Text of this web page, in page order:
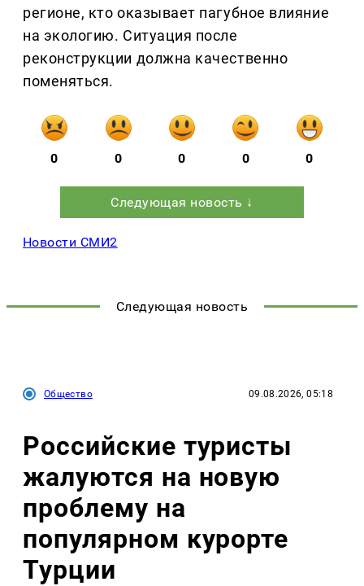
регионе, кто оказывает пагубное влияние
на экологию. Ситуация после
реконструкции должна качественно
поменяться.
0 0 0 0 0
Следующая новость ↓
Новости СМИ2
Следующая новость
Общество 09.08.2026, 05:18
Российские туристы
жалуются на новую
проблему на
популярном курорте
Турции